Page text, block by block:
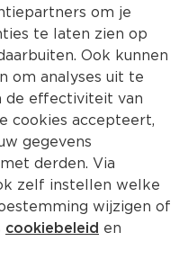
om je
te laten zien op
Ook kunnen
om analyses uit te
de effectiviteit van
cookies accepteert,
gegevens
derden. Via
zelf instellen welke
wijzigen of
cookiebeleid en